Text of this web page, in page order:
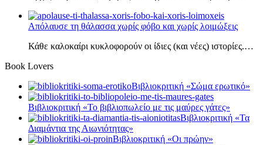
Απόλαυσε τη θάλασσα χωρίς φόβο και χωρίς λοιμώξεις
Κάθε καλοκαίρι κυκλοφορούν οι ίδιες (και νέες) ιστορίες.…
Book Lovers
Βιβλιοκριτική «Σώμα ερωτικό»
Βιβλιοκριτική «Το βιβλιοπωλείο με τις μαύρες γάτες»
Βιβλιοκριτική «Τα
Διαμάντια της Αιωνιότητας»
Βιβλιοκριτική «Οι πρώην»